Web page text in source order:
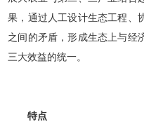
果，通过人工设计生态工程、
之间的矛盾，形成生态上与经
三大效益的统一。
特点